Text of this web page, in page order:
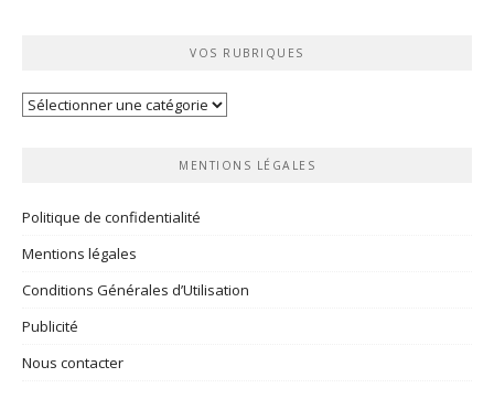
VOS RUBRIQUES
Vos
MENTIONS LÉGALES
Politique de confidentialité
Mentions légales
Conditions Générales d’Utilisation
Publicité
Nous contacter